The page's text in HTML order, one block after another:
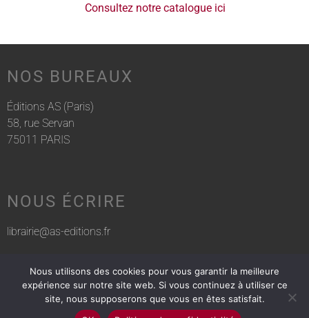
Consultez notre catalogue ici
NOS BUREAUX
Éditions AS (Paris)
58, rue Servan
75011 PARIS
NOUS ÉCRIRE
librairie@as-editions.fr
NOUS APPELER
01 83 75 76 30
Nous utilisons des cookies pour vous garantir la meilleure
expérience sur notre site web. Si vous continuez à utiliser ce
site, nous supposerons que vous en êtes satisfait.